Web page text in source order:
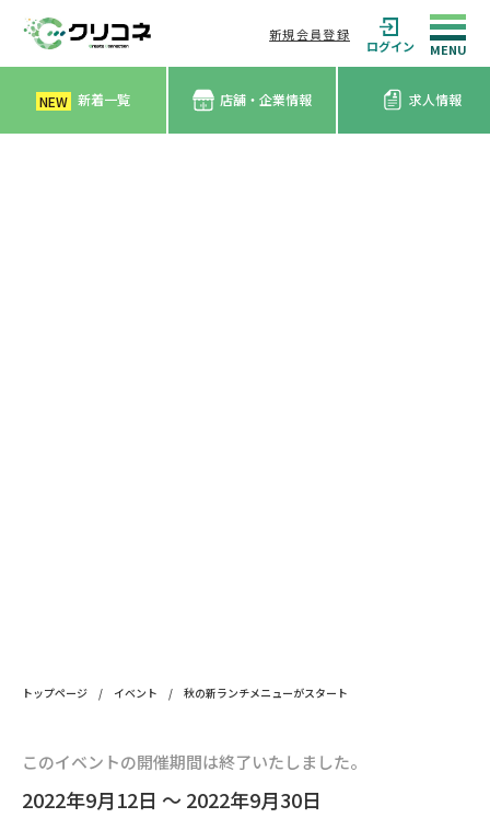
新規会員登録
ログイン
NEW 新着一覧 店舗・企業情報 求人情報
トップページ / イベント / 秋の新ランチメニューがスタート
このイベントの開催期間は終了いたしました。
2022年9月12日 ～ 2022年9月30日